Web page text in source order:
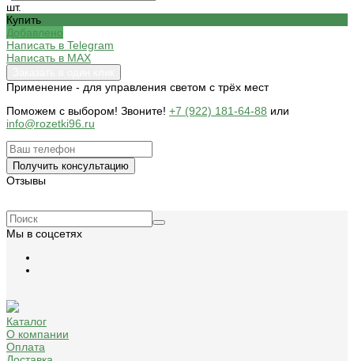
шт.
Купить
Добавлено
Написать в Telegram
Написать в MAX
Применение - для управления светом с трёх мест
Поможем c выбором! Звоните! +7 (922) 181-64-88 или
info@rozetki96.ru
Получить консультацию
Отзывы
Мы в соцсетях
Каталог
О компании
Оплата